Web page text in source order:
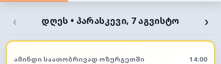
‹ ᲓᲦᲔᲡ • ᲞᲐᲠᲐᲡᲙᲔᲕᲘ, 7 ᲐᲒᲕᲘᲡᲢᲝ ›
ᲐᲛᲘᲜᲓᲘ ᲡᲐᲐᲗᲝᲑᲠᲘᲕᲐᲓ ᲝᲖᲣᲠᲒᲔᲗᲨᲘ 14:00